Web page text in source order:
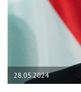
28.05.2024